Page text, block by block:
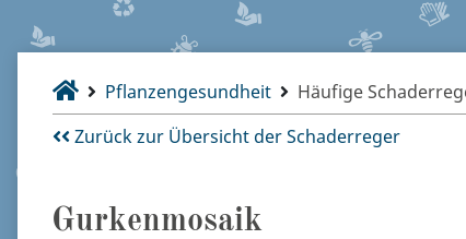
Pflanzengesundheit
Häufige
Zurück zur Übersicht der Schaderreger
Gurkenmosaik